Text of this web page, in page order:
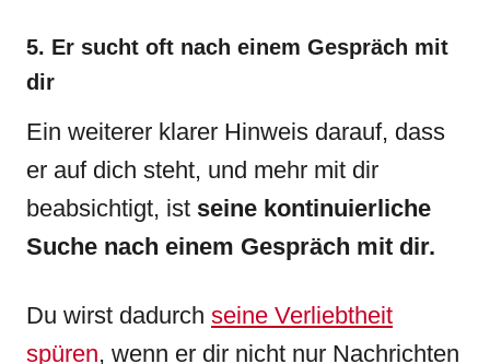
5. Er sucht oft nach einem Gespräch mit
dir
Ein weiterer klarer Hinweis darauf, dass
er auf dich steht, und mehr mit dir
beabsichtigt, ist seine kontinuierliche
Suche nach einem Gespräch mit dir.
Du wirst dadurch seine Verliebtheit
spüren, wenn er dir nicht nur Nachrichten